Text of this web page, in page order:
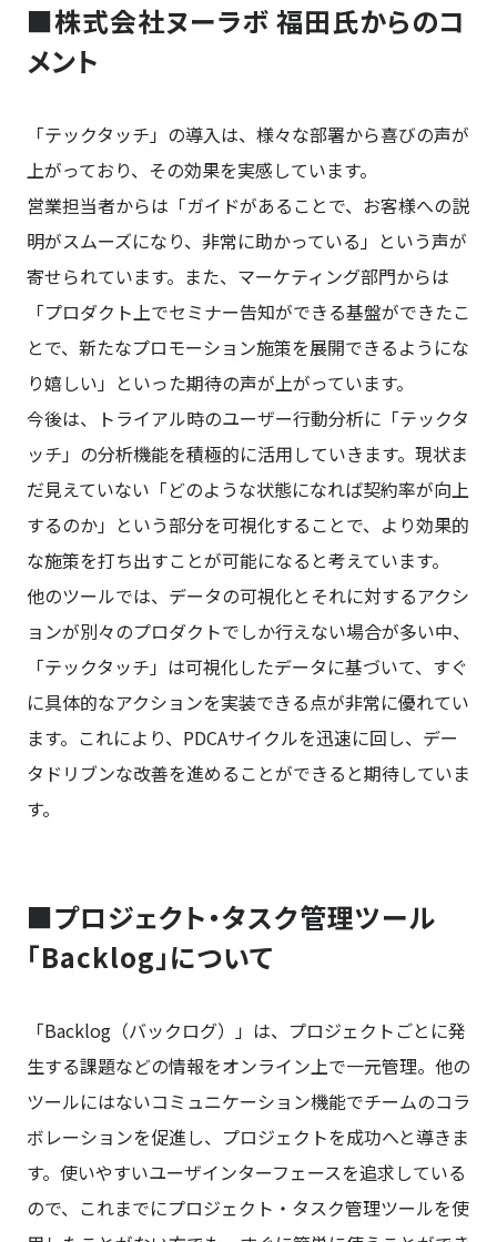
■株式会社ヌーラボ 福田氏からのコ
メント
「テックタッチ」の導入は、様々な部署から喜びの声が
上がっており、その効果を実感しています。
営業担当者からは「ガイドがあることで、お客様への説
明がスムーズになり、非常に助かっている」という声が
寄せられています。また、マーケティング部門からは
「プロダクト上でセミナー告知ができる基盤ができたこ
とで、新たなプロモーション施策を展開できるようにな
り嬉しい」といった期待の声が上がっています。
今後は、トライアル時のユーザー行動分析に「テックタ
ッチ」の分析機能を積極的に活用していきます。現状ま
だ見えていない「どのような状態になれば契約率が向上
するのか」という部分を可視化することで、より効果的
な施策を打ち出すことが可能になると考えています。
他のツールでは、データの可視化とそれに対するアクシ
ョンが別々のプロダクトでしか行えない場合が多い中、
「テックタッチ」は可視化したデータに基づいて、すぐ
に具体的なアクションを実装できる点が非常に優れてい
ます。これにより、PDCAサイクルを迅速に回し、デー
タドリブンな改善を進めることができると期待していま
す。
■プロジェクト・タスク管理ツール
「Backlog」について
「Backlog（バックログ）」は、プロジェクトごとに発
生する課題などの情報をオンライン上で一元管理。他の
ツールにはないコミュニケーション機能でチームのコラ
ボレーションを促進し、プロジェクトを成功へと導きま
す。使いやすいユーザインターフェースを追求している
ので、これまでにプロジェクト・タスク管理ツールを使